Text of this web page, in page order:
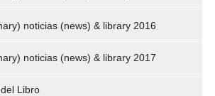
noticias (news) & library 2016
noticias (news) & library 2017
Libro